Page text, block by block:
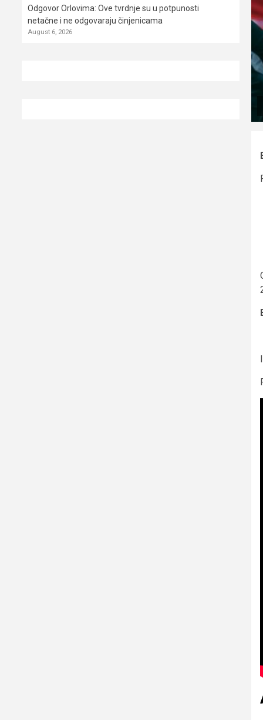
Odgovor Orlovima: ​Ove tvrdnje su u potpunosti
netačne i ne odgovaraju činjenicama
August 6, 2026